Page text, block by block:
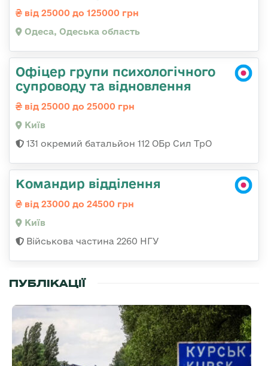
від 25000 до 125000 грн
Одеса, Одеська область
Офіцер групи психологічного
супроводу та відновлення
від 25000 до 25000 грн
Київ
131 окремий батальйон 112 ОБр Сил ТрО
Командир відділення
від 23000 до 24500 грн
Київ
Військова частина 2260 НГУ
ПУБЛІКАЦІЇ